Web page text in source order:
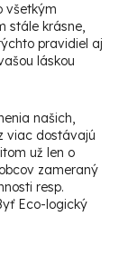
všetkým
stále krásne,
pravidiel aj
láskou
našich,
viac dostávajú
už len o
zameraný
resp.
Eco-logický